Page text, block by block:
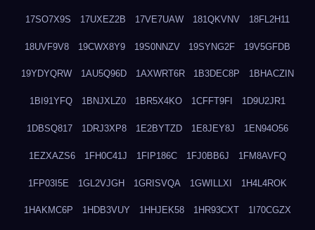
17SO7X9S 17UXEZ2B 17VE7UAW 181QKVNV 18FL2H11
18UVF9V8 19CWX8Y9 19S0NNZV 19SYNG2F 19V5GFDB
19YDYQRW 1AU5Q96D 1AXWRT6R 1B3DEC8P 1BHACZIN
1BI91YFQ 1BNJXLZ0 1BR5X4KO 1CFFT9FI 1D9U2JR1
1DBSQ817 1DRJ3XP8 1E2BYTZD 1E8JEY8J 1EN94O56
1EZXAZS6 1FH0C41J 1FIP186C 1FJ0BB6J 1FM8AVFQ
1FP03I5E 1GL2VJGH 1GRISVQA 1GWILLXI 1H4L4ROK
1HAKMC6P 1HDB3VUY 1HHJEK58 1HR93CXT 1I70CGZX